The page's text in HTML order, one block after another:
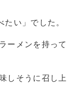
い」でした。
ーメンを持って
しそうに召し上